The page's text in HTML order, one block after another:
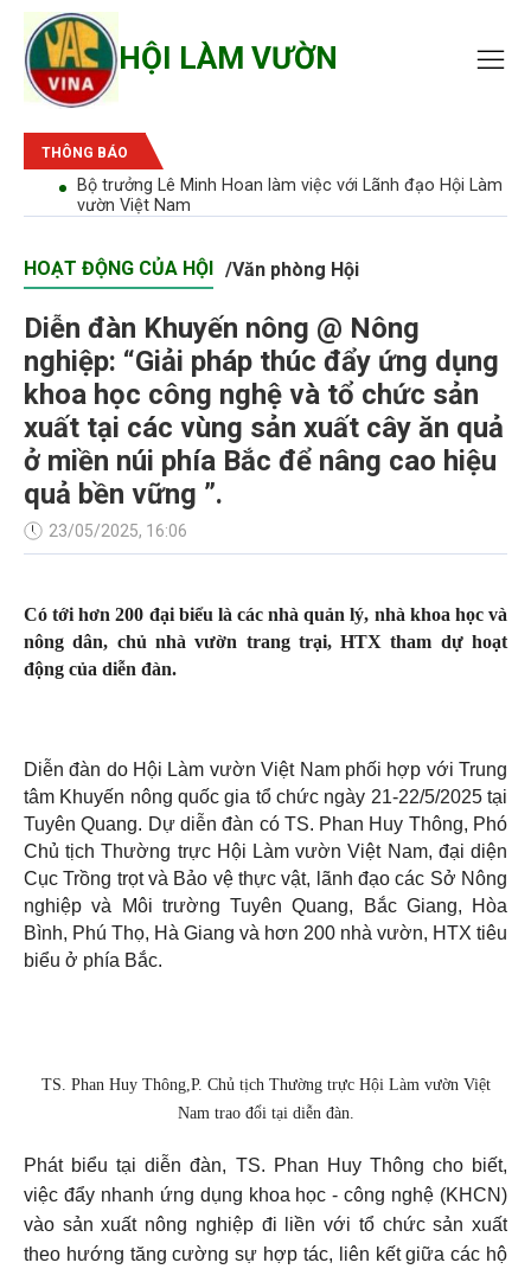
HỘI LÀM VƯỜN
THÔNG BÁO
Bộ trưởng Lê Minh Hoan làm việc với Lãnh đạo Hội Làm
vườn Việt Nam
HOẠT ĐỘNG CỦA HỘI /Văn phòng Hội
Diễn đàn Khuyến nông @ Nông
nghiệp: “Giải pháp thúc đẩy ứng dụng
khoa học công nghệ và tổ chức sản
xuất tại các vùng sản xuất cây ăn quả
ở miền núi phía Bắc để nâng cao hiệu
quả bền vững ”.
23/05/2025, 16:06
Có tới hơn 200 đại biểu là các nhà quản lý, nhà khoa học và
nông dân, chủ nhà vườn trang trại, HTX tham dự hoạt
động của diễn đàn.
Diễn đàn do Hội Làm vườn Việt Nam phối hợp với Trung
tâm Khuyến nông quốc gia tổ chức ngày 21-22/5/2025 tại
Tuyên Quang. Dự diễn đàn có TS. Phan Huy Thông, Phó
Chủ tịch Thường trực Hội Làm vườn Việt Nam, đại diện
Cục Trồng trọt và Bảo vệ thực vật, lãnh đạo các Sở Nông
nghiệp và Môi trường Tuyên Quang, Bắc Giang, Hòa
Bình, Phú Thọ, Hà Giang và hơn 200 nhà vườn, HTX tiêu
biểu ở phía Bắc.
TS. Phan Huy Thông,P. Chủ tịch Thường trực Hội Làm vườn Việt
Nam trao đổi tại diễn đàn.
Phát biểu tại diễn đàn, TS. Phan Huy Thông cho biết,
việc đẩy nhanh ứng dụng khoa học - công nghệ (KHCN)
vào sản xuất nông nghiệp đi liền với tổ chức sản xuất
theo hướng tăng cường sự hợp tác, liên kết giữa các hộ